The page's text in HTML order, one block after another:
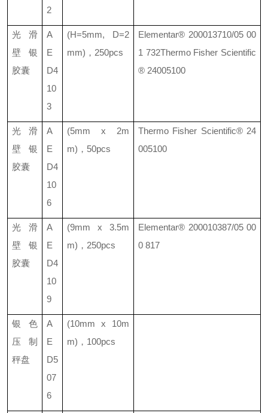
2
光滑
壁银
胶囊
A
E
D4
10
3
(H=5mm, D=2
mm) ， 250pcs
Elementar® 200013710/05 00
1 732Thermo Fisher Scientific
® 24005100
光滑
壁银
胶囊
A
E
D4
10
6
(5mm x 2m
m) ， 50pcs
Thermo Fisher Scientific®24
005100
光滑
壁银
胶囊
A
E
D4
10
9
(9mm x 3.5m
m) ， 250pcs
Elementar® 200010387/05 00
0 817
银色
压制
秤盘
A
E
D5
07
6
(10mm x 10m
m) ， 100pcs